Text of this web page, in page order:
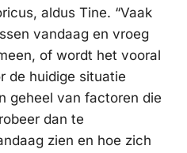
aldus Tine. “Vaak
vandaag en vroeg
of wordt het vooral
de huidige situatie
geheel van factoren die
dan te
zien en hoe zich